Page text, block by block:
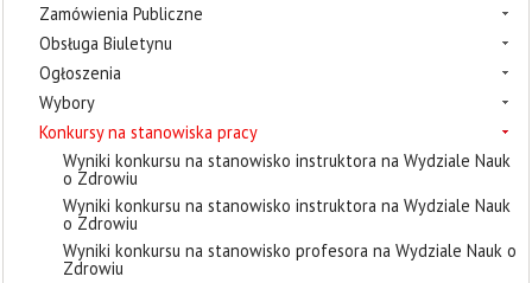
Zamówienia Publiczne
Obsługa Biuletynu
Ogłoszenia
Wybory
Konkursy na stanowiska pracy
Wyniki konkursu na stanowisko instruktora na Wydziale Nauk
o Zdrowiu
Wyniki konkursu na stanowisko instruktora na Wydziale Nauk
o Zdrowiu
Wyniki konkursu na stanowisko profesora na Wydziale Nauk o
Zdrowiu